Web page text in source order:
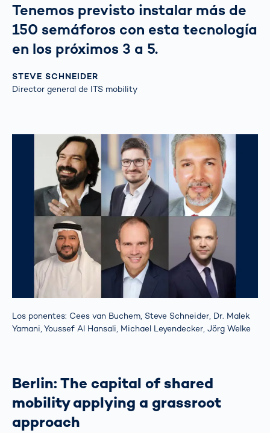
Tenemos previsto instalar más de
150 semáforos con esta tecnología
en los próximos 3 a 5.
STEVE SCHNEIDER
Director general de ITS mobility
Los ponentes: Cees van Buchem, Steve Schneider, Dr. Malek
Yamani, Youssef Al Hansali, Michael Leyendecker, Jörg Welke
Berlin: The capital of shared
mobility applying a grassroot
approach